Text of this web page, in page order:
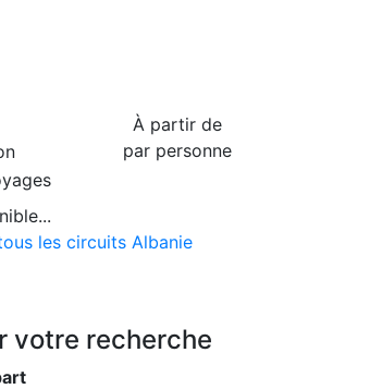
À partir de
par personne
les circuits Albanie
votre recherche